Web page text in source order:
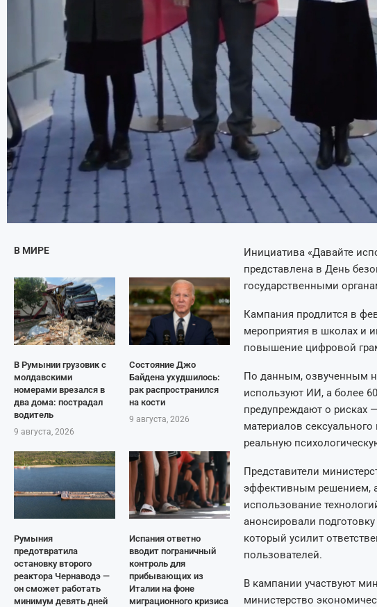
В МИРЕ
В Румынии грузовик с
молдавскими
номерами врезался в
два дома: пострадал
водитель
9 августа, 2026
Состояние Джо
Байдена ухудшилось:
рак распространился
на кости
9 августа, 2026
Румыния
предотвратила
остановку второго
реактора Чернаводэ —
он сможет работать
минимум девять дней
Испания ответно
вводит пограничный
контроль для
прибывающих из
Италии на фоне
миграционного кризиса
Инициатива «Давайте
представлена в День
государственными
Кампания продлится в
мероприятия в школах и
повышение цифровой
По данным, озвученным
используют ИИ, а более
предупреждают о рисках
материалов
реальную
Представители
эффективным решением,
использование
анонсировали
который усилит
пользователей.
В кампании участвуют
министерство